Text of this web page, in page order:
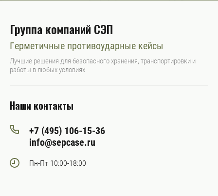
Группа компаний СЭП
Герметичные противоударные кейсы
Лучшие решения для безопасного хранения, транспортировки и
работы в любых условиях
Наши контакты
+7 (495) 106-15-36
info@sepcase.ru
Пн-Пт 10:00-18:00